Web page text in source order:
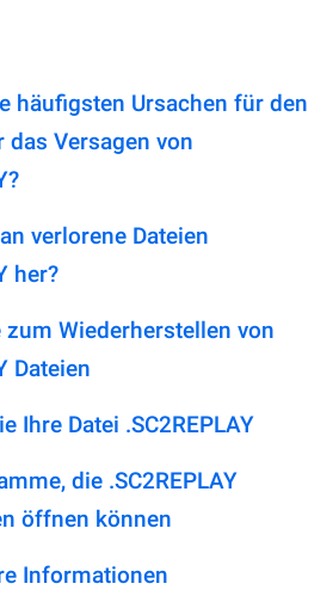
häufigsten Ursachen für den
das Versagen von
verlorene Dateien
her?
Wiederherstellen von
Dateien
Ihre Datei .SC2REPLAY
die .SC2REPLAY
öffnen können
Informationen